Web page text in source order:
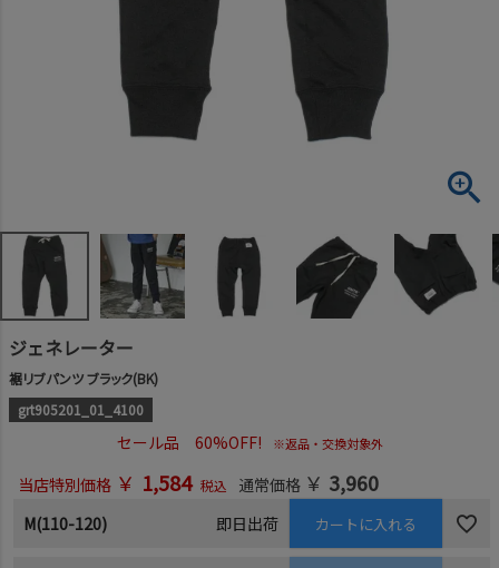
ジェネレーター
裾リブパンツ ブラック(BK)
grt905201_01_4100
セール品 60%OFF! ※返品・交換対象外
当店特別価格 ￥ 1,584 税込 通常価格 ￥ 3,960
M(110-120) 即日出荷 カートに入れる